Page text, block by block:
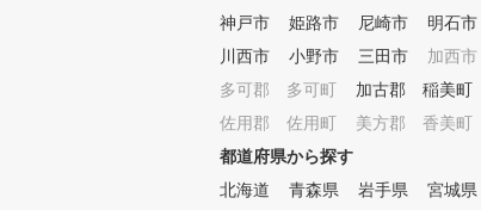
神戸市
姫路市 尼崎市 明石市
川西市
小野市 三田市 加西市
多可郡 多可町
加古郡 稲美町
佐用郡 佐用町
美方郡 香美町
都道府県から探す
北海道
青森県 岩手県 宮城県